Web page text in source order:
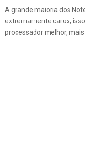
A grande maioria dos
extremamente caros,
processador melhor,